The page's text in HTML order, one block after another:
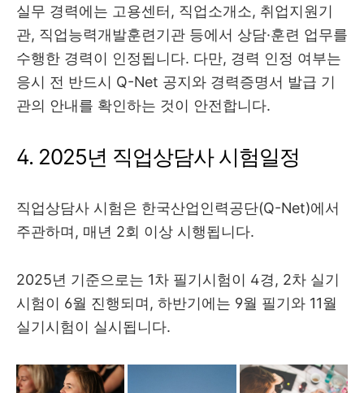
실무 경력에는 고용센터, 직업소개소, 취업지원기
관, 직업능력개발훈련기관 등에서 상담·훈련 업무를
수행한 경력이 인정됩니다. 다만, 경력 인정 여부는
응시 전 반드시 Q-Net 공지와 경력증명서 발급 기
관의 안내를 확인하는 것이 안전합니다.
4. 2025년 직업상담사 시험일정
직업상담사 시험은 한국산업인력공단(Q-Net)에서
주관하며, 매년 2회 이상 시행됩니다.
2025년 기준으로는 1차 필기시험이 4경, 2차 실기
시험이 6월 진행되며, 하반기에는 9월 필기와 11월
실기시험이 실시됩니다.